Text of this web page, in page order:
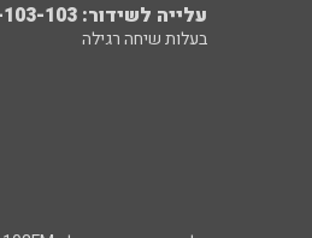
עלייה לשידור: 0552-103-103
בעלות שיחה רגילה